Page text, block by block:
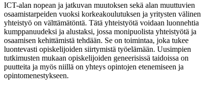
ICT-alan nopean ja jatkuvan muutoksen sekä alan muuttuvien
osaamistarpeiden vuoksi korkeakoulutuksen ja yritysten välinen
yhteistyö on välttämätöntä. Tätä yhteistyötä voidaan luonnehtia
kumppanuudeksi ja alustaksi, jossa monipuolista yhteistyötä ja
osaamisen kehittämistä tehdään. Se on toimintaa, joka tukee
luontevasti opiskelijoiden siirtymistä työelämään. Uusimpien
tutkimusten mukaan opiskelijoiden geneerisissä taidoissa on
puutteita ja myös niillä on yhteys opintojen etenemiseen ja
opintomenestykseen.